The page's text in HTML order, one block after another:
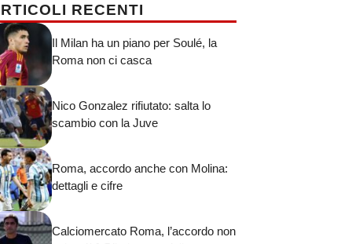
RECENTI
Il Milan ha un piano per Soulé, la
Roma non ci casca
Nico Gonzalez rifiutato: salta lo
scambio con la Juve
Roma, accordo anche con Molina:
dettagli e cifre
Calciomercato Roma, l’accordo non